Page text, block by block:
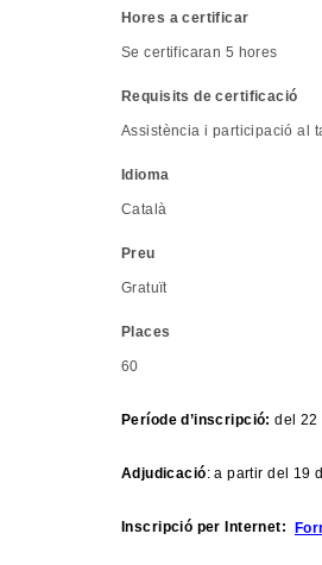
Hores a certificar
Se certificaran 5 hores
Requisits de certificació
Assistència i participació al
Idioma
Català
Preu
Gratuït
Places
60
Període d’inscripció:del 22
Adjudicació: a partir del 19
Inscripció per Internet: